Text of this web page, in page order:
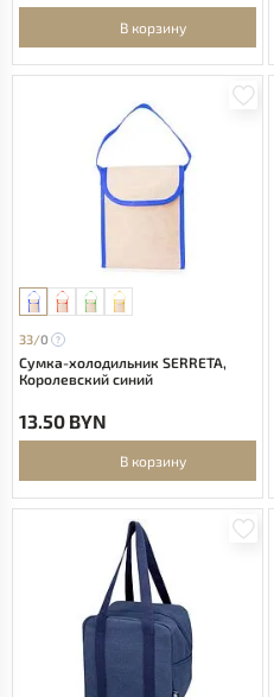
В корзину
33/0
Сумка-холодильник SERRETA,
Королевский синий
13.50 BYN
В корзину